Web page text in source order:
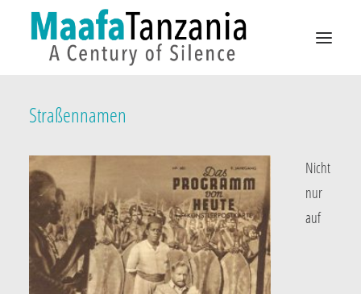
KAMPAGNEN
STADTRAUM
AUSSTELLUNGEN
VORFAHREN
Straßennamen
Nicht
nur
auf